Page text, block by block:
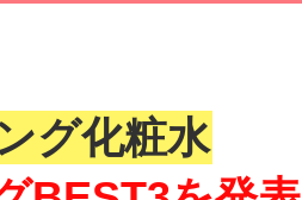
グ化粧水